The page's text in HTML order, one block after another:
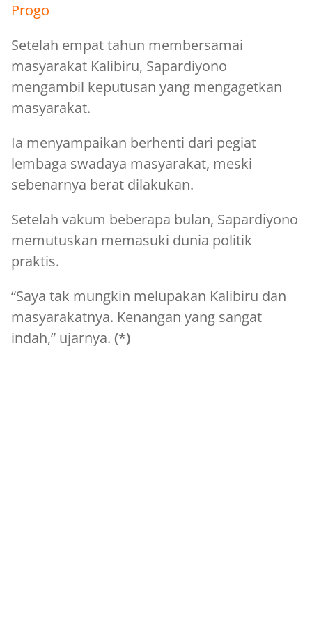
Progo
Setelah empat tahun membersamai
masyarakat Kalibiru, Sapardiyono
mengambil keputusan yang mengagetkan
masyarakat.
Ia menyampaikan berhenti dari pegiat
lembaga swadaya masyarakat, meski
sebenarnya berat dilakukan.
Setelah vakum beberapa bulan, Sapardiyono
memutuskan memasuki dunia politik
praktis.
“Saya tak mungkin melupakan Kalibiru dan
masyarakatnya. Kenangan yang sangat
indah,” ujarnya. (*)